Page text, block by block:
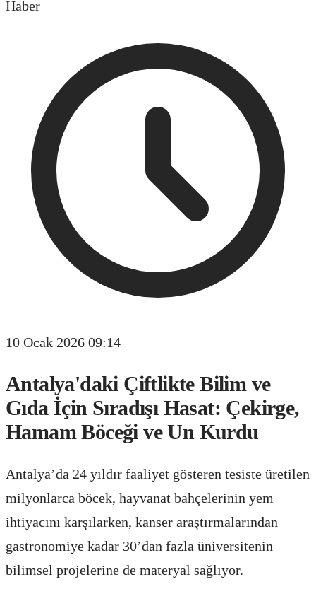
Haber
10 Ocak 2026 09:14
Antalya'daki Çiftlikte Bilim ve
Gıda İçin Sıradışı Hasat: Çekirge,
Hamam Böceği ve Un Kurdu
Antalya’da 24 yıldır faaliyet gösteren tesiste üretilen
milyonlarca böcek, hayvanat bahçelerinin yem
ihtiyacını karşılarken, kanser araştırmalarından
gastronomiye kadar 30’dan fazla üniversitenin
bilimsel projelerine de materyal sağlıyor.